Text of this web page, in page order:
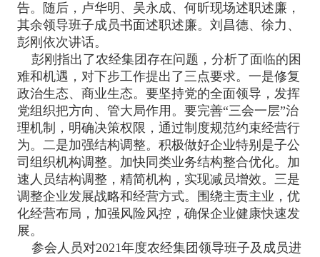
告。随后，卢华明、吴永成、何昕现场述职述廉，
其余领导班子成员书面述职述廉。刘昌德、徐力、
彭刚依次讲话。
彭刚指出了农经集团存在问题，分析了面临的困
难和机遇，对下步工作提出了三点要求。一是修复
政治生态、商业生态。要坚持党的全面领导，发挥
党组织把方向、管大局作用。要完善“三会一层”治
理机制，明确决策权限，通过制度规范约束经营行
为。二是加强结构调整。积极做好企业特别是子公
司组织机构调整。加快同类业务结构整合优化。加
速人员结构调整，精简机构，实现减员增效。三是
调整企业发展战略和经营方式。围绕主责主业，优
化经营布局，加强风险风控，确保企业健康快速发
展。
参会人员对2021年度农经集团领导班子及成员进